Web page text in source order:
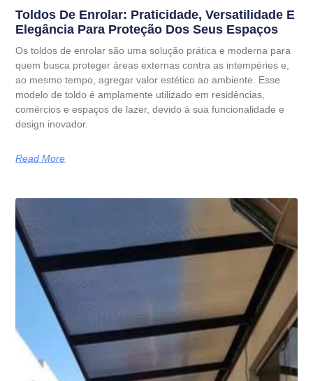
Toldos De Enrolar: Praticidade, Versatilidade E
Elegância Para Proteção Dos Seus Espaços
Os toldos de enrolar são uma solução prática e moderna para
quem busca proteger áreas externas contra as intempéries e,
ao mesmo tempo, agregar valor estético ao ambiente. Esse
modelo de toldo é amplamente utilizado em residências,
comércios e espaços de lazer, devido à sua funcionalidade e
design inovador.
Read More